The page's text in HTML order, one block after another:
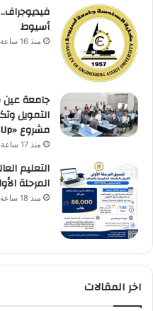
أسيوط
منذ 16 ساعة
جامعة
التمويل
مشروع «STEP Up»
منذ 17 ساعة
التعليم
المرحلة
منذ 18 ساعة
اخر المقالات